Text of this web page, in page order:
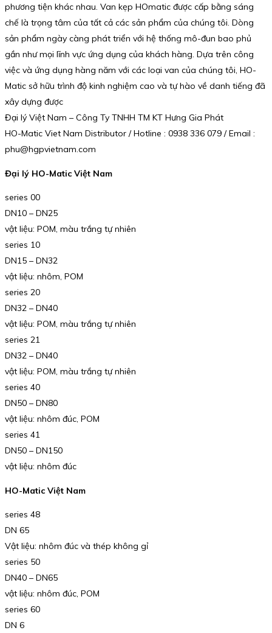
phương tiện khác nhau. Van kẹp HOmatic được cấp bằng sáng
chế là trọng tâm của tất cả các sản phẩm của chúng tôi. Dòng
sản phẩm ngày càng phát triển với hệ thống mô-đun bao phủ
gần như mọi lĩnh vực ứng dụng của khách hàng. Dựa trên công
việc và ứng dụng hàng năm với các loại van của chúng tôi, HO-
Matic sở hữu trình độ kinh nghiệm cao và tự hào về danh tiếng đã
xây dựng được
Đại lý Việt Nam – Công Ty TNHH TM KT Hưng Gia Phát
HO-Matic Viet Nam Distributor / Hotline : 0938 336 079 / Email :
phu@hgpvietnam.com
Đại lý HO-Matic Việt Nam
series 00
DN10 – DN25
vật liệu: POM, màu trắng tự nhiên
series 10
DN15 – DN32
vật liệu: nhôm, POM
series 20
DN32 – DN40
vật liệu: POM, màu trắng tự nhiên
series 21
DN32 – DN40
vật liệu: POM, màu trắng tự nhiên
series 40
DN50 – DN80
vật liệu: nhôm đúc, POM
series 41
DN50 – DN150
vật liệu: nhôm đúc
HO-Matic Việt Nam
series 48
DN 65
Vật liệu: nhôm đúc và thép không gỉ
series 50
DN40 – DN65
vật liệu: nhôm đúc, POM
series 60
DN 6